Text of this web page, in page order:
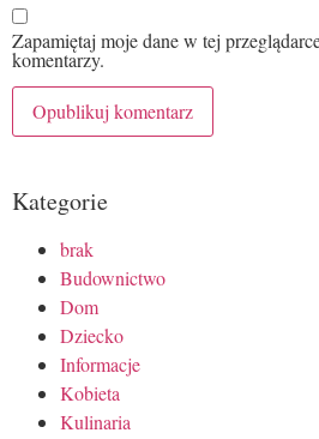
Zapamiętaj moje dane w tej
komentarzy.
Kategorie
brak
Budownictwo
Dom
Dziecko
Informacje
Kobieta
Kulinaria